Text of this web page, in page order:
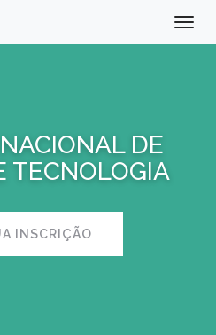
DE
TECNOLOGIA
INSCRIÇÃO